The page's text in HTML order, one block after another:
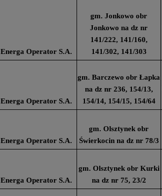
Energa Operator S.A.
gm. Jonkowo obr
Jonkowo na dz nr
141/222, 141/160,
141/302, 141/303
Energa Operator S.A.
gm. Barczewo obr Łapka
na dz nr 236, 154/13,
154/14, 154/15, 154/64
Energa Operator S.A.
gm. Olsztynek obr
Świerkocin na dz nr 78/3
Energa Operator S.A.
gm. Olsztynek obr Kurki
na dz nr 75, 23/2